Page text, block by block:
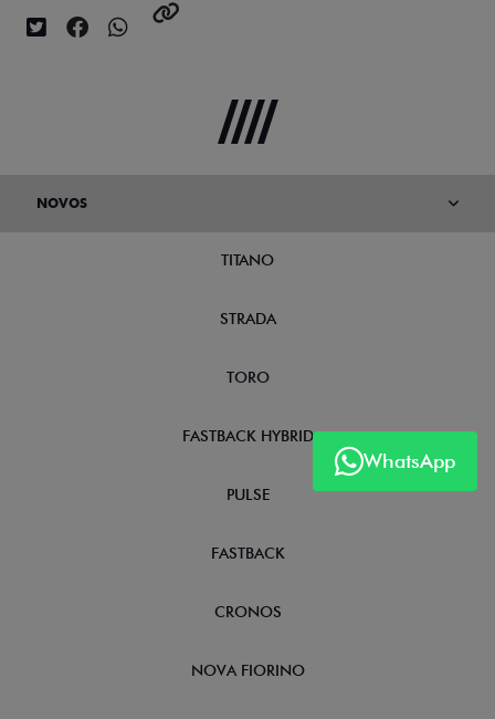
WhatsApp
NOVOS
TITANO
STRADA
TORO
FASTBACK HYBRID
PULSE
FASTBACK
CRONOS
NOVA FIORINO